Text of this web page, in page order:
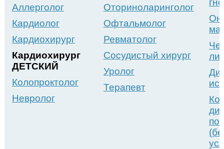
Аллерголог
Кардиолог
Кардиохирург
Кардиохирург
ДЕТСКИЙ
Колопроктолог
Невролог
Оториноларинголог
Офтальмолог
Ревматолог
Сосудистый хирург
Уролог
Терапевт